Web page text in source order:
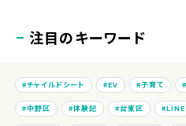
注目のキーワード
チャイルドシート EV 子育て
中野区 体験記 台東区 LINE